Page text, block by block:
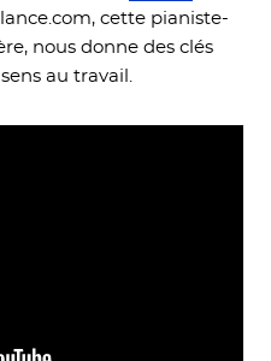
cette pianiste-
nous donne des clés
au travail.